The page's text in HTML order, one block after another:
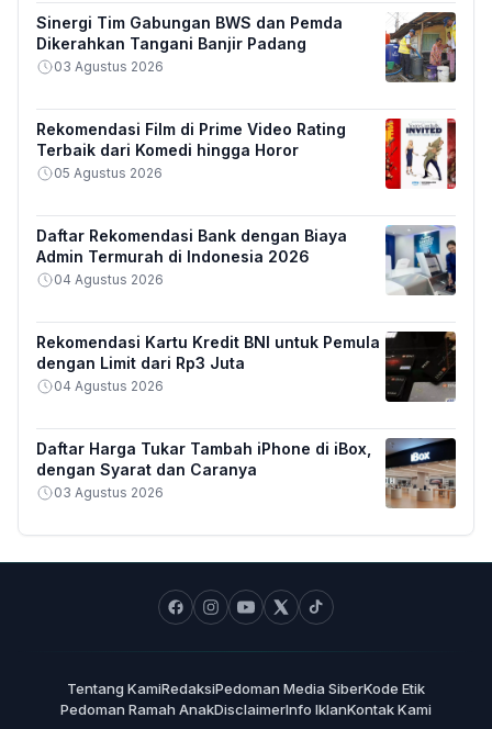
Sinergi Tim Gabungan BWS dan Pemda
Dikerahkan Tangani Banjir Padang
03 Agustus 2026
Rekomendasi Film di Prime Video Rating
Terbaik dari Komedi hingga Horor
05 Agustus 2026
Daftar Rekomendasi Bank dengan Biaya
Admin Termurah di Indonesia 2026
04 Agustus 2026
Rekomendasi Kartu Kredit BNI untuk Pemula
dengan Limit dari Rp3 Juta
04 Agustus 2026
Daftar Harga Tukar Tambah iPhone di iBox,
dengan Syarat dan Caranya
03 Agustus 2026
Tentang KamiRedaksiPedoman Media SiberKode Etik
Pedoman Ramah AnakDisclaimerInfo IklanKontak Kami